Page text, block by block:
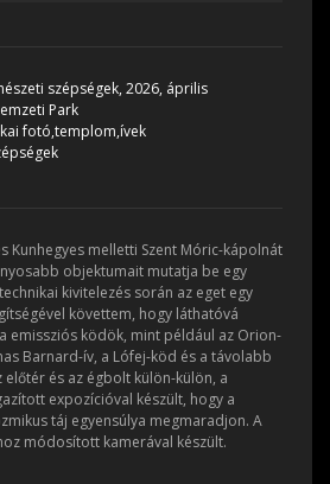
szépségek, 2026, április
Park
fotó,templom,ívek
Kunhegyes melletti Szent Móric-kápolnát
objektumait mutatja be egy
kivitelezés során az eget egy
követtem, hogy láthatóvá
emissziós ködök, mint például az Orion-
Barnard-ív, a Lófej-köd és a távolabb
előtér és az égbolt külön-külön, a
expozícióval készült, hogy a
táj egyensúlya megmaradjon. A
módosított kamerával készült.